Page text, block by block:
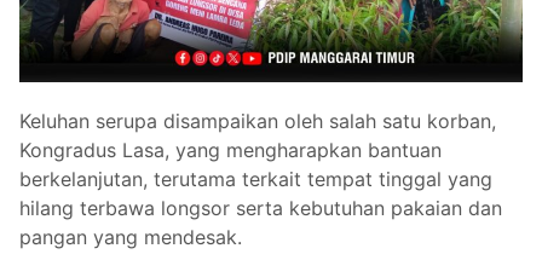
Keluhan serupa disampaikan oleh salah satu korban,
Kongradus Lasa, yang mengharapkan bantuan
berkelanjutan, terutama terkait tempat tinggal yang
hilang terbawa longsor serta kebutuhan pakaian dan
pangan yang mendesak.